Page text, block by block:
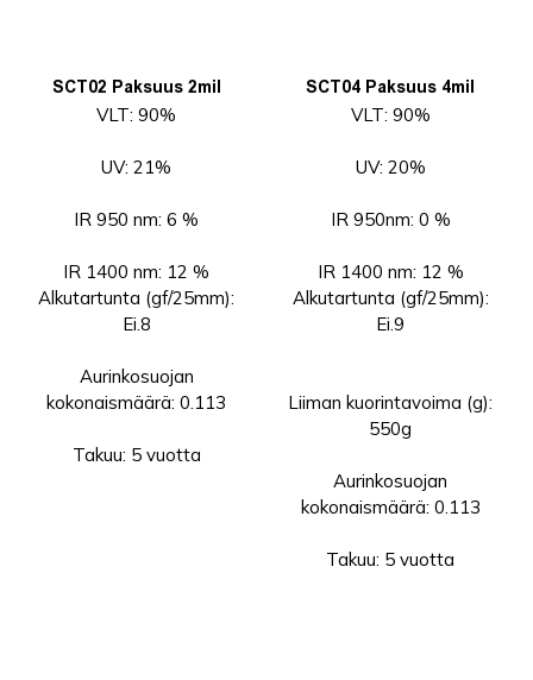
SCT02 Paksuus 2mil
VLT: 90%
UV: 21%
IR 950 nm: 6 %
IR 1400 nm: 12 %
Alkutartunta (gf/25mm):
Ei.8
Aurinkosuojan
kokonaismäärä: 0.113
Takuu: 5 vuotta
SCT04 Paksuus 4mil
VLT: 90%
UV: 20%
IR 950nm: 0 %
IR 1400 nm: 12 %
Alkutartunta (gf/25mm):
Ei.9
Liiman kuorintavoima (g):
550g
Aurinkosuojan
kokonaismäärä: 0.113
Takuu: 5 vuotta